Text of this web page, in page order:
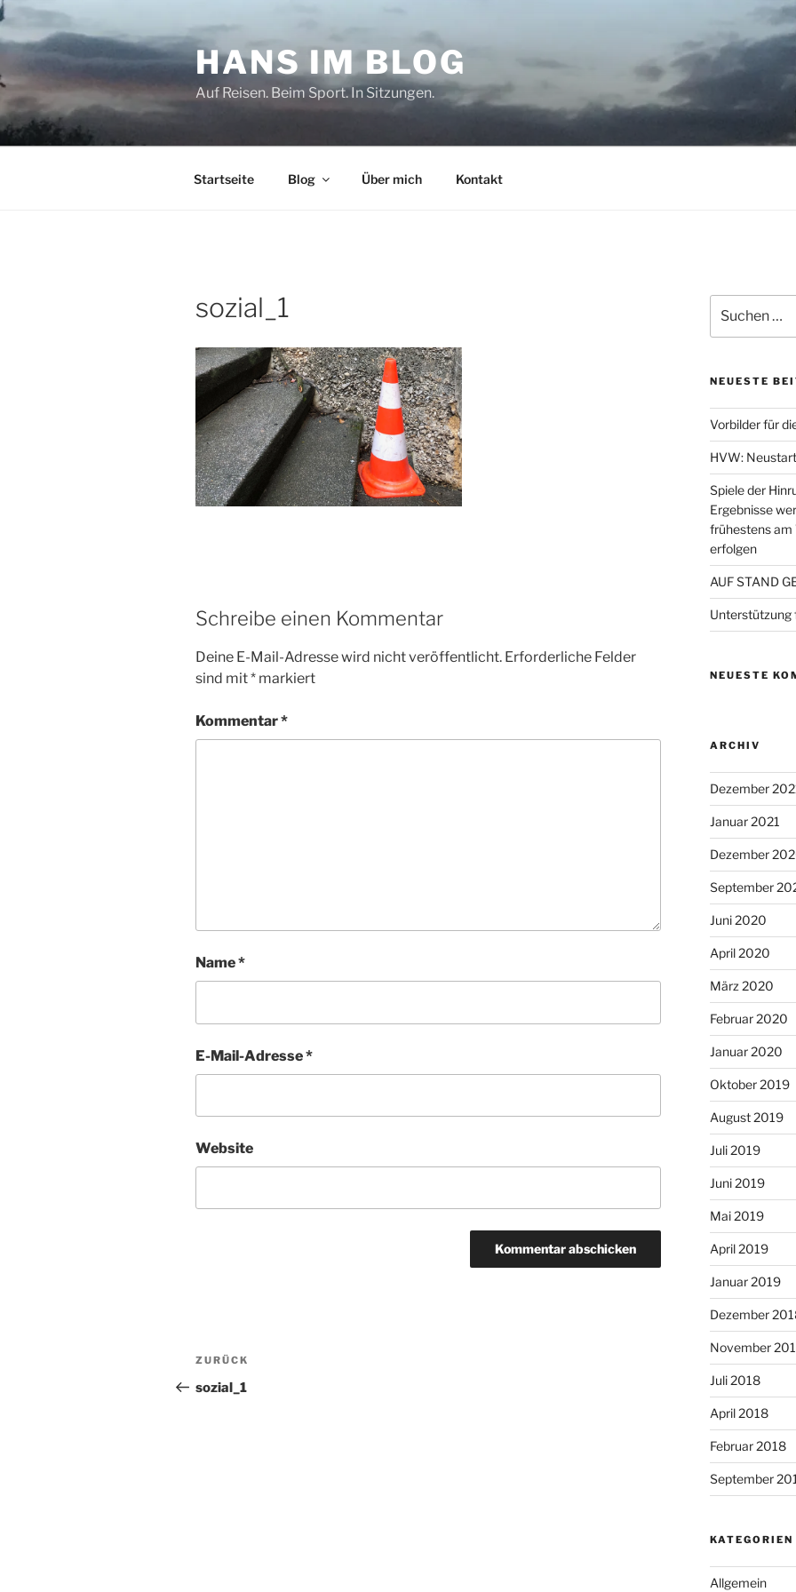
Zum
Inhalt
springen
HANS IM BLOG
Auf Reisen. Beim Sport. In Sitzungen.
Startseite Blog Über mich Kontakt
sozial_1
Schreibe einen Kommentar
Deine E-Mail-Adresse wird nicht veröffentlicht. Erforderliche Felder
sind mit* markiert
Kommentar*
Name*
E-Mail-Adresse*
Website
Beitragsnavigation
Vorheriger
Beitrag
ZURÜCK
sozial_1
nach:
NEUESTE
Vorbilder für
HVW:
Spiele der
Ergebnisse
frühestens am
erfolgen
AUF STAND
Unterstützung
NEUESTE
ARCHIV
Dezember
Januar 2021
Dezember
September
Juni 2020
April 2020
März 2020
Februar 2020
Januar 2020
Oktober 2019
August 2019
Juli 2019
Juni 2019
Mai 2019
April 2019
Januar 2019
Dezember
November
Juli 2018
April 2018
Februar 2018
September
KATEGORIEN
Allgemein